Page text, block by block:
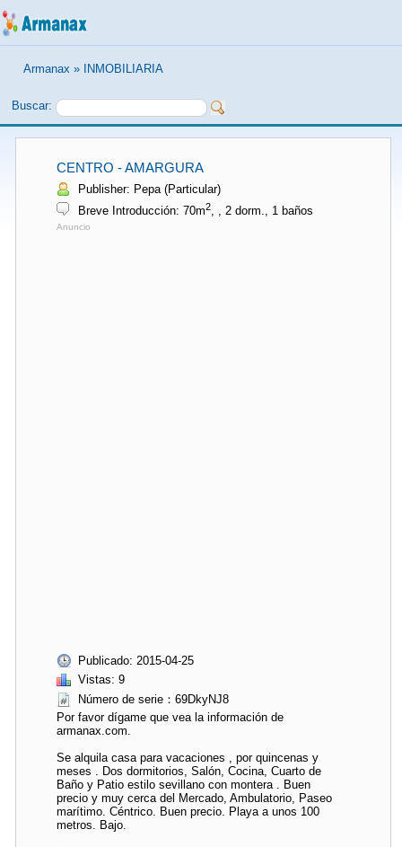
Armanax » INMOBILIARIA
Buscar:
CENTRO - AMARGURA
Publisher: Pepa (Particular)
Breve Introducción: 70m2, , 2 dorm., 1 baños
Anuncio
Publicado: 2015-04-25
Vistas: 9
Número de serie：69DkyNJ8
Por favor dígame que vea la información de
armanax.com.
Se alquila casa para vacaciones , por quincenas y
meses . Dos dormitorios, Salón, Cocina, Cuarto de
Baño y Patio estilo sevillano con montera . Buen
precio y muy cerca del Mercado, Ambulatorio, Paseo
marítimo. Céntrico. Buen precio. Playa a unos 100
metros. Bajo.